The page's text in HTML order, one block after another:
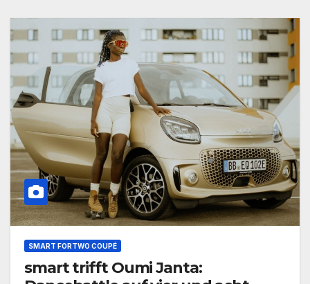
SMART FORTWO COUPÉ
smart trifft Oumi Janta: